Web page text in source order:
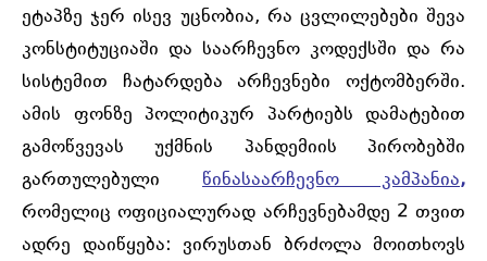
ეტაპზე ჯერ ისევ უცნობია, რა ცვლილებები შევა
კონსტიტუციაში და საარჩევნო კოდექსში და რა
სისტემით ჩატარდება არჩევნები ოქტომბერში.
ამის ფონზე პოლიტიკურ პარტიებს დამატებით
გამოწვევას უქმნის პანდემიის პირობებში
გართულებული წინასაარჩევნო კამპანია,
რომელიც ოფიციალურად არჩევნებამდე 2 თვით
ადრე დაიწყება: ვირუსთან ბრძოლა მოითხოვს